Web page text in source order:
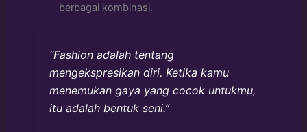
berbagai kombinasi.
“Fashion adalah tentang
mengekspresikan diri. Ketika kamu
menemukan gaya yang cocok untukmu,
itu adalah bentuk seni.”